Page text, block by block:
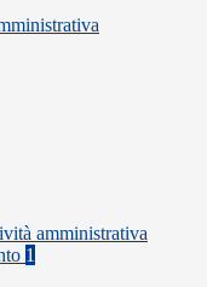
amministrativa
1